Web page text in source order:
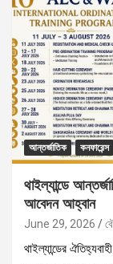
আন্তর্জাতিক কনফারেন্স
থাইল্যান্ডে
আবেদন আহ্বান
June 29, 2026
থাইল্যান্ডের